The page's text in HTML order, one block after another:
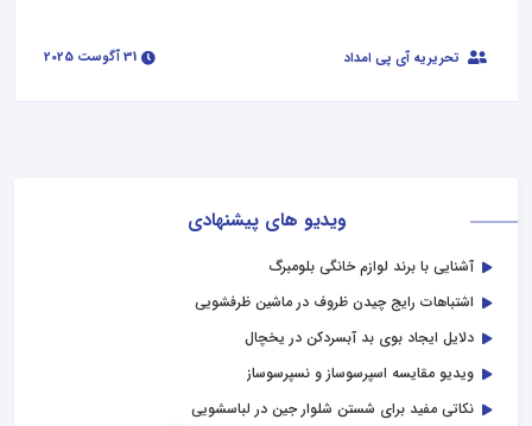
ویدیو های پیشنهادی
آشنایی با برند لوازم خانگی بلومبرگ
اشتباهات رایج چیدن ظروف در ماشین ظرفشویی
دلایل ایجاد بوی بد آبسردکن در یخچال
ویدیو مقایسه اسپرسوساز و نسپرسوساز
نکاتی مفید برای شستن شلوار جین در لباسشویی
تحریریه آی پی امداد